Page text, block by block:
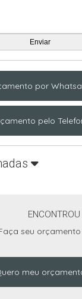
por
pelo
seu
meu